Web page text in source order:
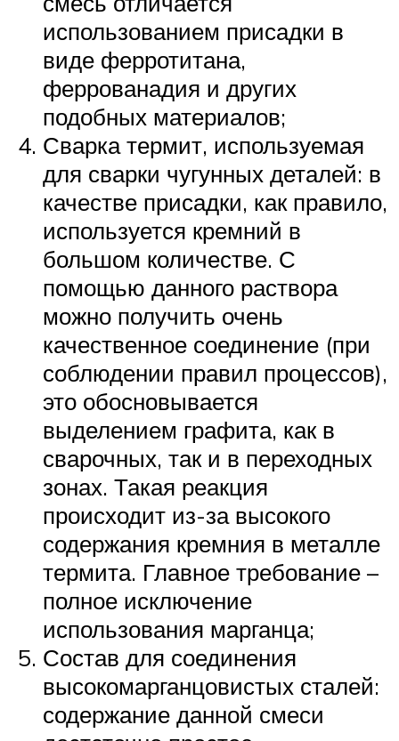
использованием присадки в
виде ферротитана,
феррованадия и других
подобных материалов;
Сварка термит, используемая
для сварки чугунных деталей: в
качестве присадки, как правило,
используется кремний в
большом количестве. С
помощью данного раствора
можно получить очень
качественное соединение (при
соблюдении правил процессов),
это обосновывается
выделением графита, как в
сварочных, так и в переходных
зонах. Такая реакция
происходит из-за высокого
содержания кремния в металле
термита. Главное требование –
полное исключение
использования марганца;
Состав для соединения
высокомарганцовистых сталей:
содержание данной смеси